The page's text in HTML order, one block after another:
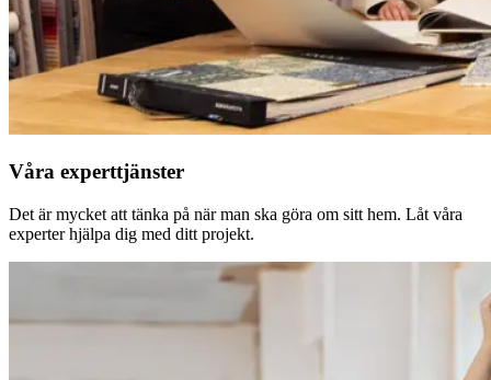
Våra experttjänster
Det är mycket att tänka på när man ska göra om sitt hem. Låt våra
experter hjälpa dig med ditt projekt.